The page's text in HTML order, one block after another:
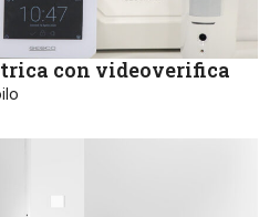
con videoverifica